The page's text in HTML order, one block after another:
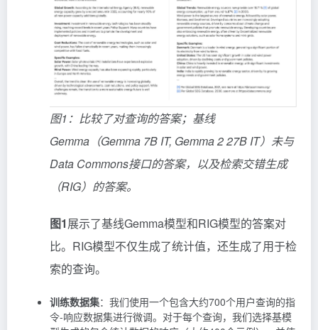
图1：比较了对查询的答案；基线
Gemma（Gemma 7B IT, Gemma 2 27B IT）未与
Data Commons接口的答案，以及检索交错生成
（RIG）的答案。
图1展示了基线Gemma模型和RIG模型的答案对
比。RIG模型不仅生成了统计值，还生成了用于检
索的查询。
训练数据集：我们使用一个包含大约700个用户查询的指
令-响应数据集进行微调。对于每个查询，我们选择基模